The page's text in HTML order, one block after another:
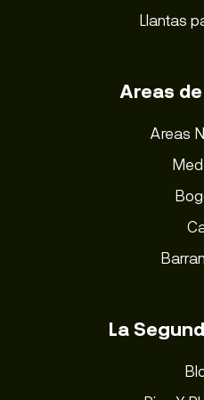
Llantas
Areas
Areas
La